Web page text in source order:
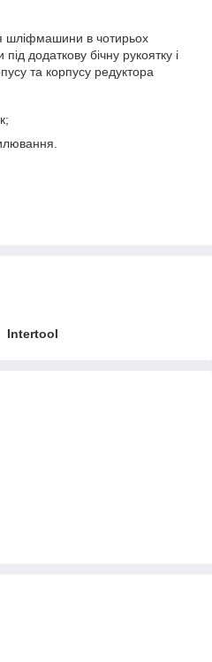
шліфмашини в чотирьох
додаткову бічну рукоятку і
та корпусу редуктора
Intertool